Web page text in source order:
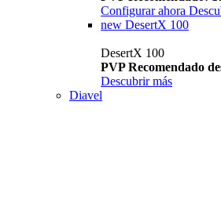
Configurar ahora
new DesertX 100
DesertX 100
PVP Recomendado
Descubrir más
Diavel